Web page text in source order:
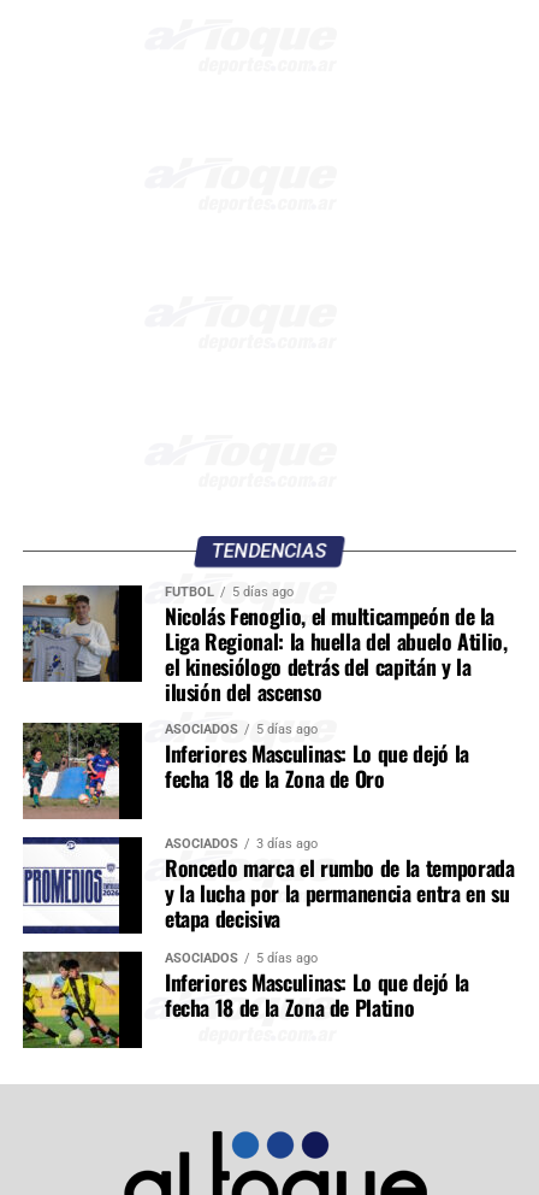
TENDENCIAS
FÚTBOL 5 días ago
Nicolás Fenoglio, el multicampeón de la
Liga Regional: la huella del abuelo Atilio,
el kinesiólogo detrás del capitán y la
ilusión del ascenso
ASOCIADOS 5 días ago
Inferiores Masculinas: Lo que dejó la
fecha 18 de la Zona de Oro
ASOCIADOS 3 días ago
Roncedo marca el rumbo de la temporada
y la lucha por la permanencia entra en su
etapa decisiva
ASOCIADOS 5 días ago
Inferiores Masculinas: Lo que dejó la
fecha 18 de la Zona de Platino